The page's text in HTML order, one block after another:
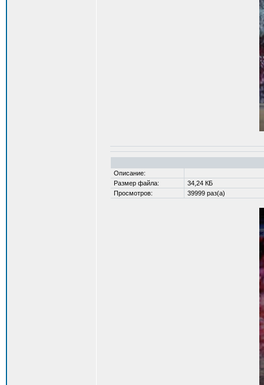
Описание:
Размер файла:
34,24 КБ
Просмотров:
39999 раз(а)